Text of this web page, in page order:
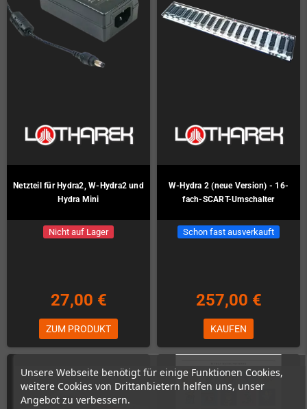
Unsere Webseite benötigt für einige Funktionen Cookies,
weitere Cookies von Drittanbietern helfen uns, unser
Angebot zu verbessern.
Netzteil für Hydra2, W-Hydra2 und
Hydra Mini
Nicht auf Lager
27,00 €
ZUM PRODUKT
W-Hydra 2 (neue Version) - 16-
fach-SCART-Umschalter
Schon fast ausverkauft
257,00 €
KAUFEN